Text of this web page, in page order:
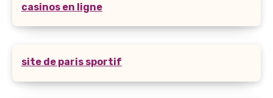
casinos en ligne
site de paris sportif